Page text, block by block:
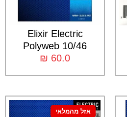
Elixir Electric
Polyweb 10/46
₪ 60.0
אזל מהמלאי